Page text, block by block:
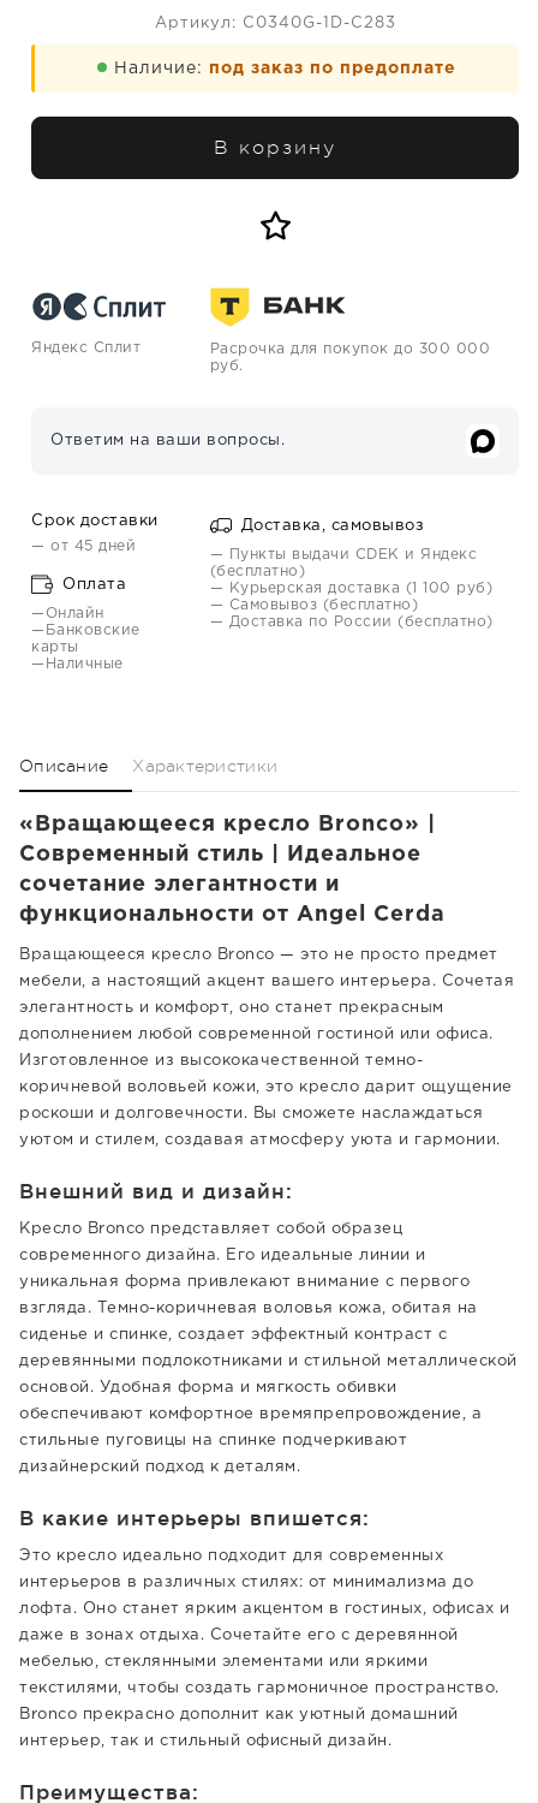
Артикул: C0340G-1D-C283
Наличие: под заказ по предоплате
В корзину
Яндекс Сплит
Расрочка для покупок до 300 000
руб.
Ответим на ваши вопросы.
Срок доставки
— от 45 дней
Оплата
—Онлайн
—Банковские
карты
—Наличные
Доставка, самовывоз
— Пункты выдачи CDEK и Яндекс
(бесплатно)
— Курьерская доставка (1 100 руб)
— Самовывоз (бесплатно)
— Доставка по России (бесплатно)
Описание Характеристики
«Вращающееся кресло Bronco» |
Современный стиль | Идеальное
сочетание элегантности и
функциональности от Angel Cerda
Вращающееся кресло Bronco — это не просто предмет
мебели, а настоящий акцент вашего интерьера. Сочетая
элегантность и комфорт, оно станет прекрасным
дополнением любой современной гостиной или офиса.
Изготовленное из высококачественной темно-
коричневой воловьей кожи, это кресло дарит ощущение
роскоши и долговечности. Вы сможете наслаждаться
уютом и стилем, создавая атмосферу уюта и гармонии.
Внешний вид и дизайн:
Кресло Bronco представляет собой образец
современного дизайна. Его идеальные линии и
уникальная форма привлекают внимание с первого
взгляда. Темно-коричневая воловья кожа, обитая на
сиденье и спинке, создает эффектный контраст с
деревянными подлокотниками и стильной металлической
основой. Удобная форма и мягкость обивки
обеспечивают комфортное времяпрепровождение, а
стильные пуговицы на спинке подчеркивают
дизайнерский подход к деталям.
В какие интерьеры впишется:
Это кресло идеально подходит для современных
интерьеров в различных стилях: от минимализма до
лофта. Оно станет ярким акцентом в гостиных, офисах и
даже в зонах отдыха. Сочетайте его с деревянной
мебелью, стеклянными элементами или яркими
текстилями, чтобы создать гармоничное пространство.
Bronco прекрасно дополнит как уютный домашний
интерьер, так и стильный офисный дизайн.
Преимущества: